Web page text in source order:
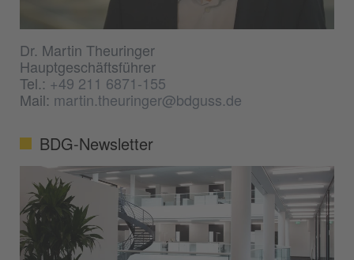
Dr. Martin Theuringer
Hauptgeschäftsführer
Tel.:+49 211 6871-155
Mail: martin.theuringer@bdguss.de
BDG-Newsletter